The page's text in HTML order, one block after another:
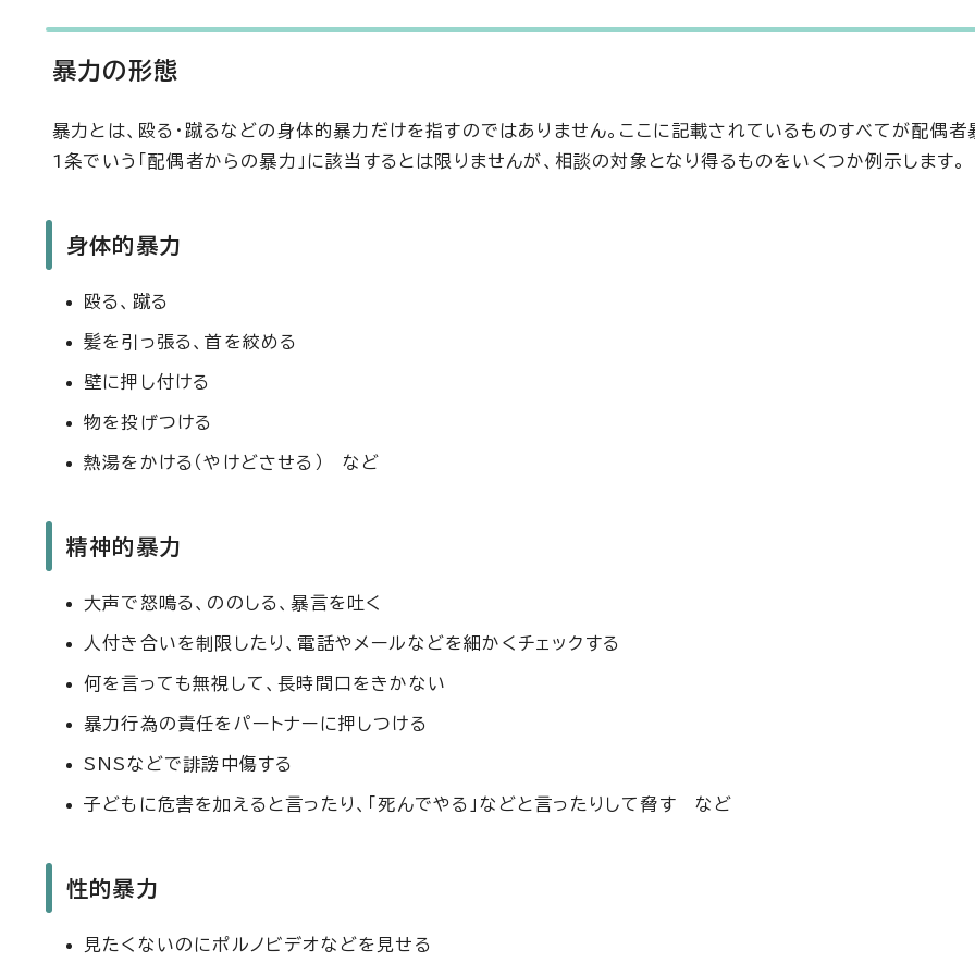
暴力の形態
暴力とは、殴る・蹴るなどの身体的暴力だけを指すのではありません。ここに記載されているものすべてが配偶
1条でいう「配偶者からの暴力」に該当するとは限りませんが、相談の対象となり得るものをいくつか例示します。
身体的暴力
殴る、蹴る
髪を引っ張る、首を絞める
壁に押し付ける
物を投げつける
熱湯をかける（やけどさせる） など
精神的暴力
大声で怒鳴る、ののしる、暴言を吐く
人付き合いを制限したり、電話やメールなどを細かくチェックする
何を言っても無視して、長時間口をきかない
暴力行為の責任をパートナーに押しつける
SNSなどで誹謗中傷する
子どもに危害を加えると言ったり、「死んでやる」などと言ったりして脅す など
性的暴力
見たくないのにポルノビデオなどを見せる